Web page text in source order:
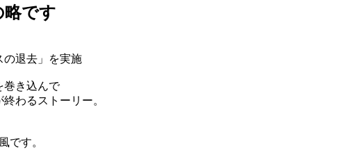
です
の退去」を実施
巻き込んで
わるストーリー。
です。